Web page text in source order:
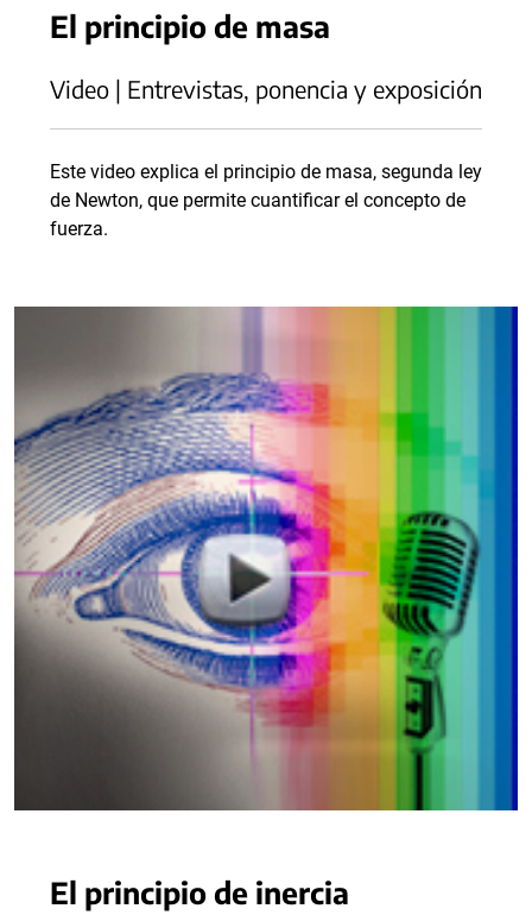
El principio de masa
Video | Entrevistas, ponencia y exposición
Este video explica el principio de masa, segunda ley
de Newton, que permite cuantificar el concepto de
fuerza.
El principio de inercia